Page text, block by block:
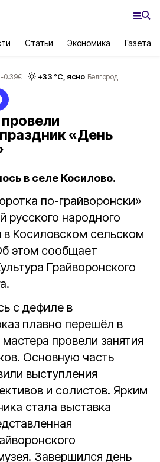
Статьи Экономика Газета
-0.39€ +33 °С, ясно Белгород
«День
в селе Косилово.
по-грайворонски»
русского народного
Косиловском сельском
этом сообщает
Грайворонского
с дефиле в
плавно перешёл в
провели занятия
Основную часть
выступления
и солистов. Ярким
стала выставка
Завершился день